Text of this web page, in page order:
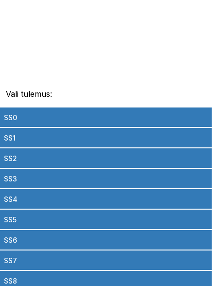
Vali tulemus:
SS0
SS1
SS2
SS3
SS4
SS5
SS6
SS7
SS8